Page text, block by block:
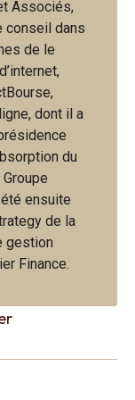
Associés,
conseil dans
de le
dont il a
du
ensuite
de la
gestion
Finance.